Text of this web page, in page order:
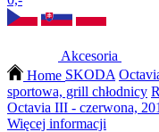
Akcesoria
Home SKODA
sportowa, grill chłodnicy
Octavia III - czerwona,
Więcej informacji